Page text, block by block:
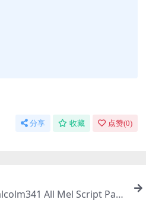
分享 收藏 点赞(0)
All Mel Script Pac